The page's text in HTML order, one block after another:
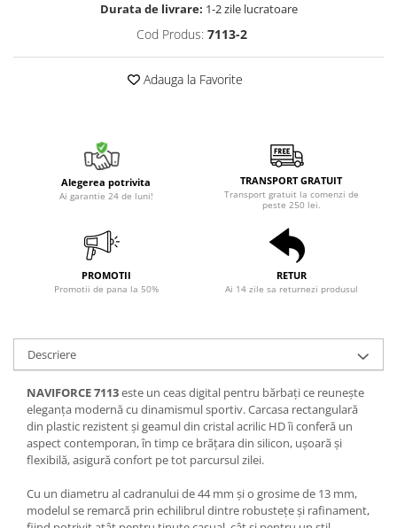
Durata de livrare: 1-2 zile lucratoare
Cod Produs: 7113-2
Adauga la Favorite
Alegerea potrivita
Ai garantie 24 de luni!
TRANSPORT GRATUIT
Transport gratuit la comenzi de
peste 250 lei.
PROMOTII
Promotii de pana la 50%
RETUR
Ai 14 zile sa returnezi produsul
Descriere
NAVIFORCE 7113este un ceas digital pentru bărbați ce reunește
eleganța modernă cu dinamismul sportiv. Carcasa rectangulară
din plastic rezistent și geamul din cristal acrilic HD îi conferă un
aspect contemporan, în timp ce brățara din silicon, ușoară și
flexibilă, asigură confort pe tot parcursul zilei.
Cu un diametru al cadranului de 44 mm și o grosime de 13 mm,
modelul se remarcă prin echilibrul dintre robustețe și rafinament,